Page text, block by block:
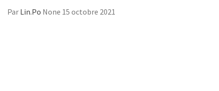
Par Lin.Po None 15 octobre 2021